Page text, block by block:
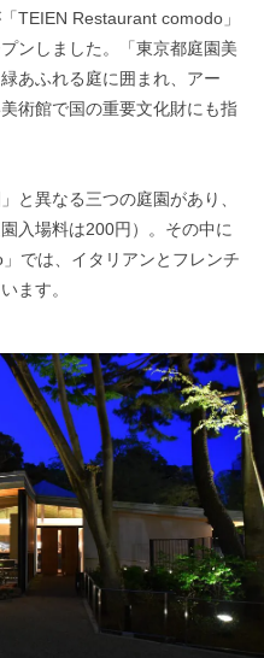
TEIEN Restaurant comodo」
ンしました。「東京都庭園美
あふれる庭に囲まれ、アー
術館で国の重要文化財にも指
と異なる三つの庭園があり、
入場料は200円）。その中に
では、イタリアンとフレンチ
ます。